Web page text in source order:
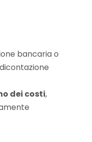
bancaria o
dei costi,